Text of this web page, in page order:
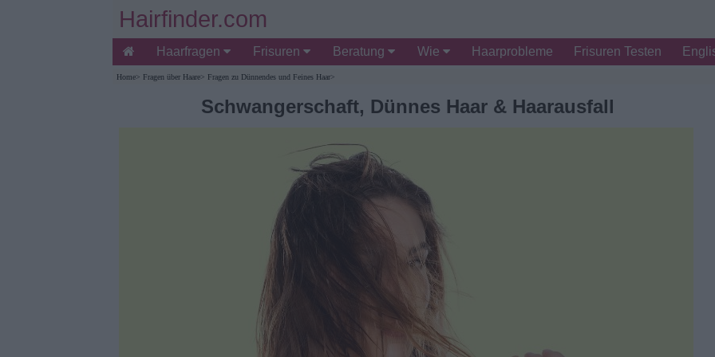
Hairfinder.com
Haarfragen Frisuren Beratung Wie Haarprobleme Frisuren Testen
Home> Fragen über Haare> Fragen zu Dünnendes und Feines Haar>
Schwangerschaft, Dünnes Haar & Haarausfall